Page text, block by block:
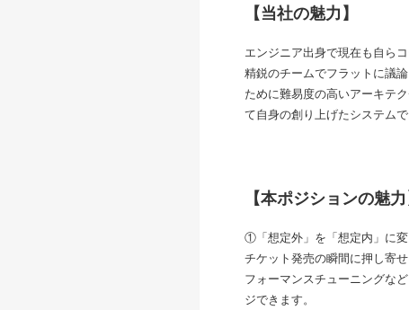
【当社の魅力】
エンジニア出身で現在も自ら
精鋭のチームでフラットに議
ために難易度の高いアーキテ
て自身の創り上げたシステム
【本ポジションの魅力
①「想定外」を「想定内」に
チケット発売の瞬間に押し寄
フォーマンスチューニングな
ジできます。